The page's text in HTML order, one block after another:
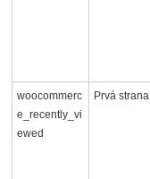
woocommerc
e_recently_vi
ewed
Prvá strana